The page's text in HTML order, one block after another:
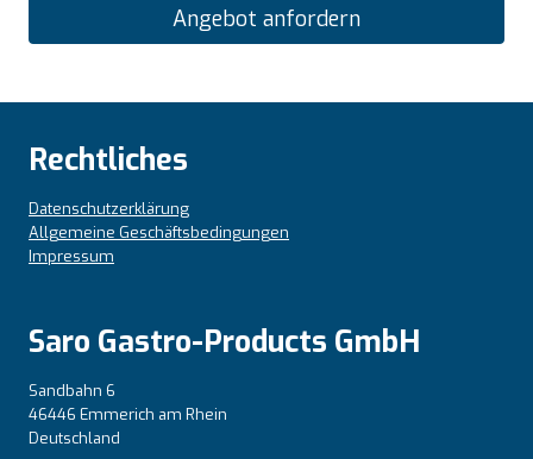
Angebot anfordern
Rechtliches
Datenschutzerklärung
Allgemeine Geschäftsbedingungen
Impressum
Saro Gastro-Products GmbH
Sandbahn 6
46446 Emmerich am Rhein
Deutschland